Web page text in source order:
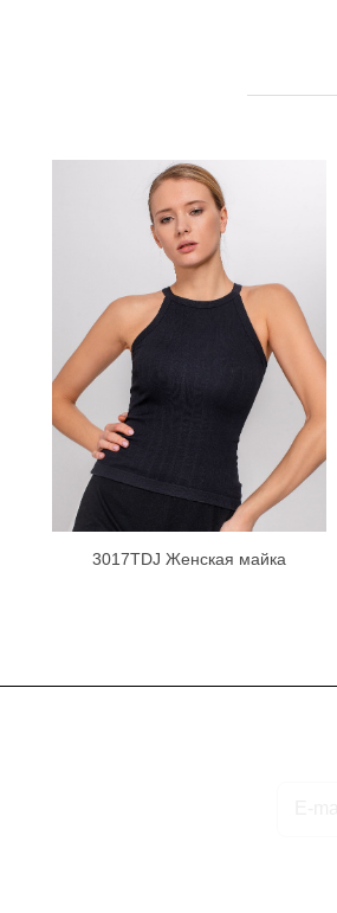
3017TDJ Женская майка